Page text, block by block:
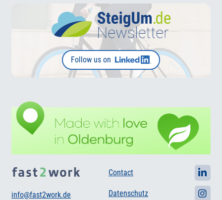
Follow us on
info@fast2work.de
Contact
Datenschutz